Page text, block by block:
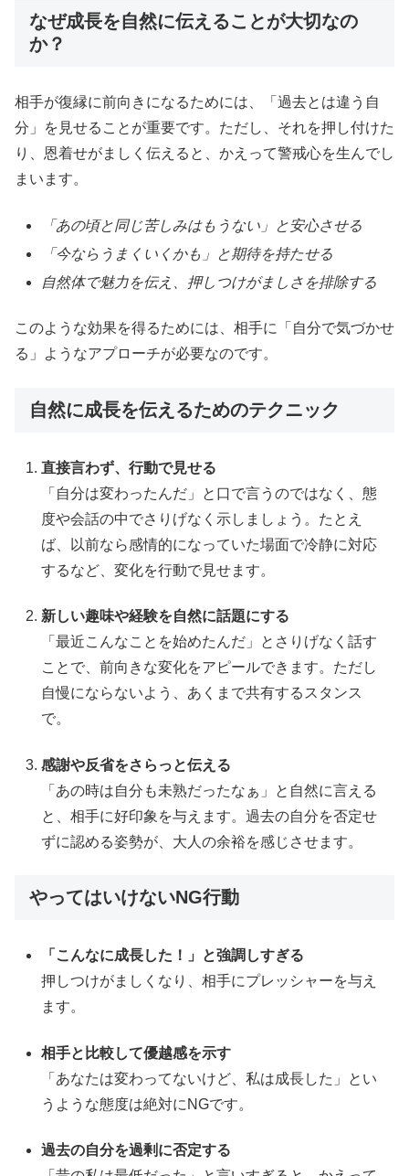
なぜ成長を自然に伝えることが大切なの
か？
相手が復縁に前向きになるためには、「過去とは違う自
分」を見せることが重要です。ただし、それを押し付けた
り、恩着せがましく伝えると、かえって警戒心を生んでし
まいます。
「あの頃と同じ苦しみはもうない」と安心させる
「今ならうまくいくかも」と期待を持たせる
自然体で魅力を伝え、押しつけがましさを排除する
このような効果を得るためには、相手に「自分で気づかせ
る」ようなアプローチが必要なのです。
自然に成長を伝えるためのテクニック
直接言わず、行動で見せる
「自分は変わったんだ」と口で言うのではなく、態
度や会話の中でさりげなく示しましょう。たとえ
ば、以前なら感情的になっていた場面で冷静に対応
するなど、変化を行動で見せます。
新しい趣味や経験を自然に話題にする
「最近こんなことを始めたんだ」とさりげなく話す
ことで、前向きな変化をアピールできます。ただし
自慢にならないよう、あくまで共有するスタンス
で。
感謝や反省をさらっと伝える
「あの時は自分も未熟だったなぁ」と自然に言える
と、相手に好印象を与えます。過去の自分を否定せ
ずに認める姿勢が、大人の余裕を感じさせます。
やってはいけないNG行動
「こんなに成長した！」と強調しすぎる
押しつけがましくなり、相手にプレッシャーを与え
ます。
相手と比較して優越感を示す
「あなたは変わってないけど、私は成長した」とい
うような態度は絶対にNGです。
過去の自分を過剰に否定する